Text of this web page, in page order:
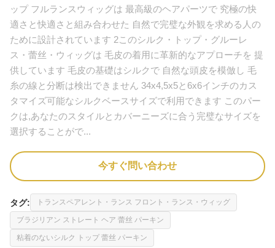
ップ フルランスウィッグは 最高級のヘアパーツで 究極の快
適さと快適さと組み合わせた 自然で完璧な外観を求める人の
ために設計されています 2このシルク・トップ・グルーレ
ス・蕾丝・ウィッグは 毛皮の着用に革新的なアプローチを 提
供しています 毛皮の基礎はシルクで 自然な頭皮を模倣し 毛
糸の線と分断は検出できません 34x4,5x5と6x6インチのカス
タマイズ可能なシルクベースサイズで利用できます このパー
クは,あなたのスタイルとカバーニーズに合う完璧なサイズを
選択することがで...
今すぐ問い合わせ
タグ: トランスペアレント・ランス フロント・ランス・ウィッグ
ブラジリアン ストレート ヘア 蕾丝 パーキン
粘着のないシルク トップ 蕾丝 パーキン